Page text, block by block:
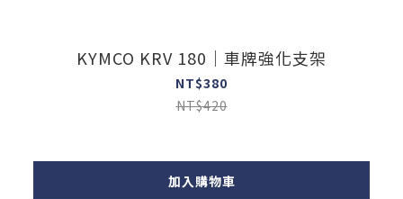
KYMCO KRV 180｜車牌強化支架
NT$380
NT$420
加入購物車